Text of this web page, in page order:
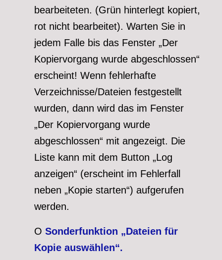
bearbeiteten. (Grün hinterlegt kopiert,
rot nicht bearbeitet). Warten Sie in
jedem Falle bis das Fenster „Der
Kopiervorgang wurde abgeschlossen“
erscheint! Wenn fehlerhafte
Verzeichnisse/Dateien festgestellt
wurden, dann wird das im Fenster
„Der Kopiervorgang wurde
abgeschlossen“ mit angezeigt. Die
Liste kann mit dem Button „Log
anzeigen“ (erscheint im Fehlerfall
neben „Kopie starten“) aufgerufen
werden.
O Sonderfunktion „Dateien für
Kopie auswählen“.